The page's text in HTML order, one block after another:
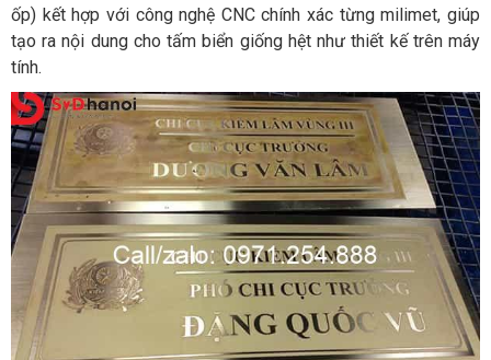
ốp) kết hợp với công nghệ CNC chính xác từng milimet, giúp
tạo ra nội dung cho tấm biển giống hệt như thiết kế trên máy
tính.